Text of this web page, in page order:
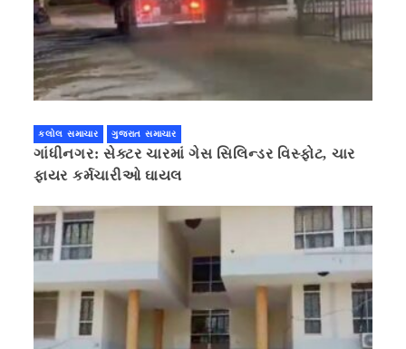
કલોલ સમાચાર ગુજરાત સમાચાર
ગાંધીનગર: સેક્ટર ચારમાં ગેસ સિલિન્ડર વિસ્ફોટ, ચાર
ફાયર કર્મચારીઓ ઘાયલ